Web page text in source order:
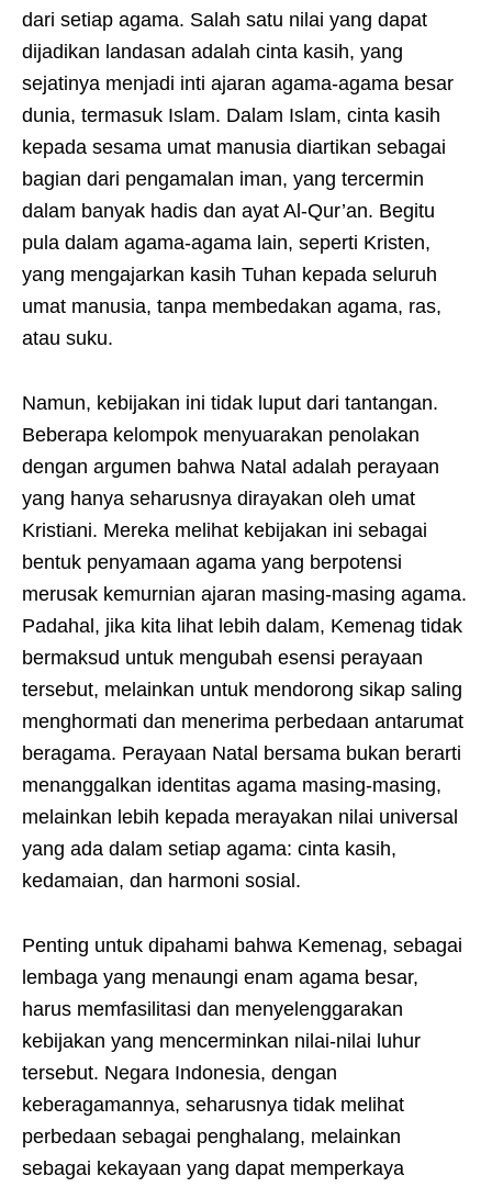
dari setiap agama. Salah satu nilai yang dapat
dijadikan landasan adalah cinta kasih, yang
sejatinya menjadi inti ajaran agama-agama besar
dunia, termasuk Islam. Dalam Islam, cinta kasih
kepada sesama umat manusia diartikan sebagai
bagian dari pengamalan iman, yang tercermin
dalam banyak hadis dan ayat Al-Qur’an. Begitu
pula dalam agama-agama lain, seperti Kristen,
yang mengajarkan kasih Tuhan kepada seluruh
umat manusia, tanpa membedakan agama, ras,
atau suku.
Namun, kebijakan ini tidak luput dari tantangan.
Beberapa kelompok menyuarakan penolakan
dengan argumen bahwa Natal adalah perayaan
yang hanya seharusnya dirayakan oleh umat
Kristiani. Mereka melihat kebijakan ini sebagai
bentuk penyamaan agama yang berpotensi
merusak kemurnian ajaran masing-masing agama.
Padahal, jika kita lihat lebih dalam, Kemenag tidak
bermaksud untuk mengubah esensi perayaan
tersebut, melainkan untuk mendorong sikap saling
menghormati dan menerima perbedaan antarumat
beragama. Perayaan Natal bersama bukan berarti
menanggalkan identitas agama masing-masing,
melainkan lebih kepada merayakan nilai universal
yang ada dalam setiap agama: cinta kasih,
kedamaian, dan harmoni sosial.
Penting untuk dipahami bahwa Kemenag, sebagai
lembaga yang menaungi enam agama besar,
harus memfasilitasi dan menyelenggarakan
kebijakan yang mencerminkan nilai-nilai luhur
tersebut. Negara Indonesia, dengan
keberagamannya, seharusnya tidak melihat
perbedaan sebagai penghalang, melainkan
sebagai kekayaan yang dapat memperkaya